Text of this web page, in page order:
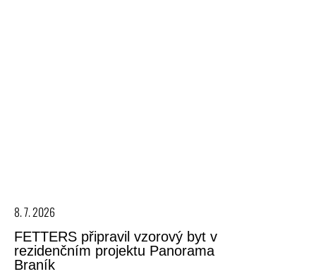
8. 7. 2026
FETTERS připravil vzorový byt v
rezidenčním projektu Panorama
Braník